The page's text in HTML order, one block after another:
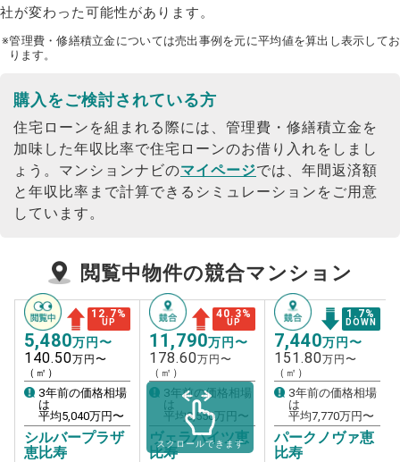
社が変わった可能性があります。
※管理費・修繕積立金については売出事例を元に平均値を算出し表示してお
ります。
購入をご検討されている方
住宅ローンを組まれる際には、管理費・修繕積立金を
加味した年収比率で住宅ローンのお借り入れをしまし
ょう。 マンションナビのマイページでは、年間返済額
と年収比率まで計算できるシミュレーションをご用意
しています。
閲覧中物件の競合マンション
12.7%
UP
5,480万円〜
140.50万円〜
（㎡）
3年前の価格相場
は
平均5,040万円〜
シルバープラザ
恵比寿
40.3%
UP
11,790万円〜
178.60万円〜
（㎡）
3年前の価格相場
は
平均8,550万円〜
ヴェラハイツ恵
比寿
1.7%
DOWN
7,440万円〜
151.80万円〜
（㎡）
3年前の価格相場
は
平均7,770万円〜
パークノヴァ恵
比寿
スクロールできます